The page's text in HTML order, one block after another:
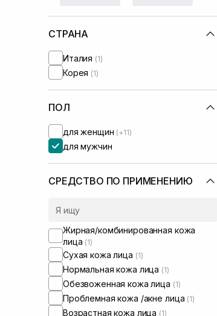
СТРАНА
Италия (1)
Корея (1)
ПОЛ
для женщин (+11)
для мужчин
СРЕДСТВО ПО ПРИМЕНЕНИЮ
Жирная/комбинированная кожа
лица (1)
Сухая кожа лица (1)
Нормальная кожа лица (1)
Обезвоженная кожа лица (1)
Проблемная кожа /акне лица (1)
Возрастная кожа лица (1)